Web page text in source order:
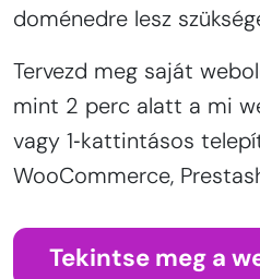
doménedre lesz
Tervezd meg saját
mint 2 perc alatt a mi
vagy 1‑kattintásos
WooCommerce,
Tekintse meg a